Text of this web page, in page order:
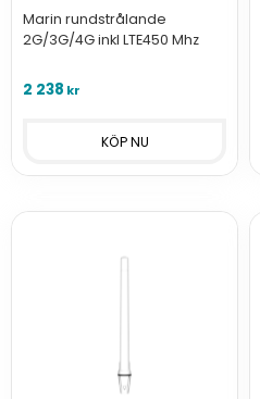
Marin rundstrålande
2G/3G/4G inkl LTE450 Mhz
2 238 kr